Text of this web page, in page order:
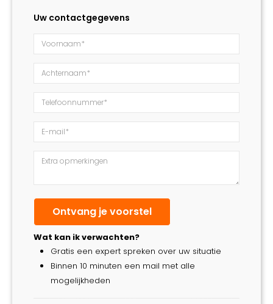
Uw contactgegevens
Wat kan ik verwachten?
Gratis een expert spreken over uw situatie
Binnen 10 minuten een mail met alle
mogelijkheden